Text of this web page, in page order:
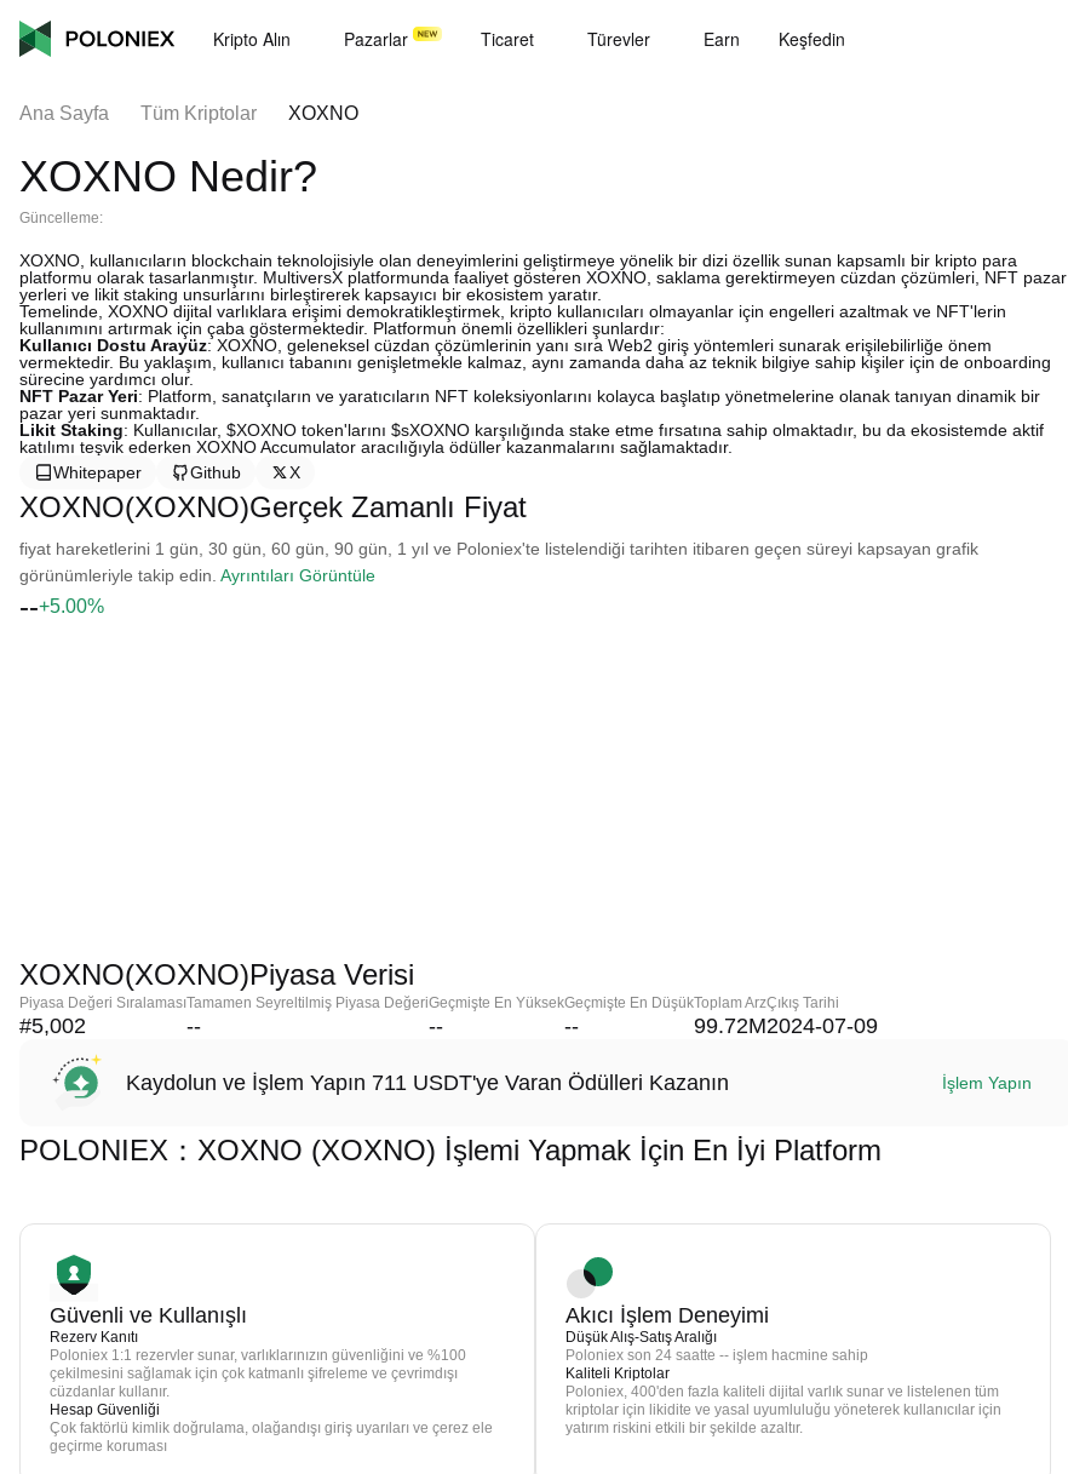
Kripto Alın Pazarlar Ticaret Türevler Earn Keşfedin
Ana Sayfa Tüm Kriptolar XOXNO
XOXNO Nedir?
Güncelleme:
XOXNO, kullanıcıların blockchain teknolojisiyle olan deneyimlerini geliştirmeye yönelik bir dizi özellik sunan kapsamlı bir kripto para
platformu olarak tasarlanmıştır. MultiversX platformunda faaliyet gösteren XOXNO, saklama gerektirmeyen cüzdan çözümleri, NFT pazar
yerleri ve likit staking unsurlarını birleştirerek kapsayıcı bir ekosistem yaratır.
Temelinde, XOXNO dijital varlıklara erişimi demokratikleştirmek, kripto kullanıcıları olmayanlar için engelleri azaltmak ve NFT'lerin
kullanımını artırmak için çaba göstermektedir. Platformun önemli özellikleri şunlardır:
Kullanıcı Dostu Arayüz: XOXNO, geleneksel cüzdan çözümlerinin yanı sıra Web2 giriş yöntemleri sunarak erişilebilirliğe önem
vermektedir. Bu yaklaşım, kullanıcı tabanını genişletmekle kalmaz, aynı zamanda daha az teknik bilgiye sahip kişiler için de onboarding
sürecine yardımcı olur.
NFT Pazar Yeri: Platform, sanatçıların ve yaratıcıların NFT koleksiyonlarını kolayca başlatıp yönetmelerine olanak tanıyan dinamik bir
pazar yeri sunmaktadır.
Likit Staking: Kullanıcılar, $XOXNO token'larını $sXOXNO karşılığında stake etme fırsatına sahip olmaktadır, bu da ekosistemde aktif
katılımı teşvik ederken XOXNO Accumulator aracılığıyla ödüller kazanmalarını sağlamaktadır.
Whitepaper
Github X
XOXNO(XOXNO)Gerçek Zamanlı Fiyat
fiyat hareketlerini 1 gün, 30 gün, 60 gün, 90 gün, 1 yıl ve Poloniex'te listelendiği tarihten itibaren geçen süreyi kapsayan grafik
görünümleriyle takip edin. Ayrıntıları Görüntüle
--+5.00%
XOXNO(XOXNO)Piyasa Verisi
Piyasa Değeri Sıralaması
#5,002
Tamamen Seyreltilmiş Piyasa Değeri
--
Geçmişte En Yüksek
--
Geçmişte En Düşük
--
Toplam Arz
99.72M
Çıkış Tarihi
2024-07-09
Kaydolun ve İşlem Yapın 711 USDT'ye Varan Ödülleri Kazanın İşlem Yapın
POLONIEX：XOXNO (XOXNO) İşlemi Yapmak İçin En İyi Platform
Güvenli ve Kullanışlı
Rezerv Kanıtı
Poloniex 1:1 rezervler sunar, varlıklarınızın güvenliğini ve %100
çekilmesini sağlamak için çok katmanlı şifreleme ve çevrimdışı
cüzdanlar kullanır.
Hesap Güvenliği
Çok faktörlü kimlik doğrulama, olağandışı giriş uyarıları ve çerez ele
geçirme koruması
Akıcı İşlem Deneyimi
Düşük Alış-Satış Aralığı
Poloniex son 24 saatte -- işlem hacmine sahip
Kaliteli Kriptolar
Poloniex, 400'den fazla kaliteli dijital varlık sunar ve listelenen tüm
kriptolar için likidite ve yasal uyumluluğu yöneterek kullanıcılar için
yatırım riskini etkili bir şekilde azaltır.